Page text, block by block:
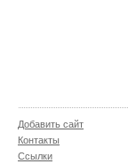
Добавить сайт
Контакты
Ссылки